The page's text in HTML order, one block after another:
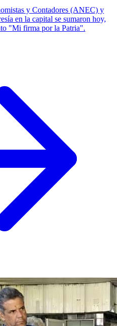
y Contadores (ANEC) y
en la capital se sumaron hoy,
"Mi firma por la Patria".